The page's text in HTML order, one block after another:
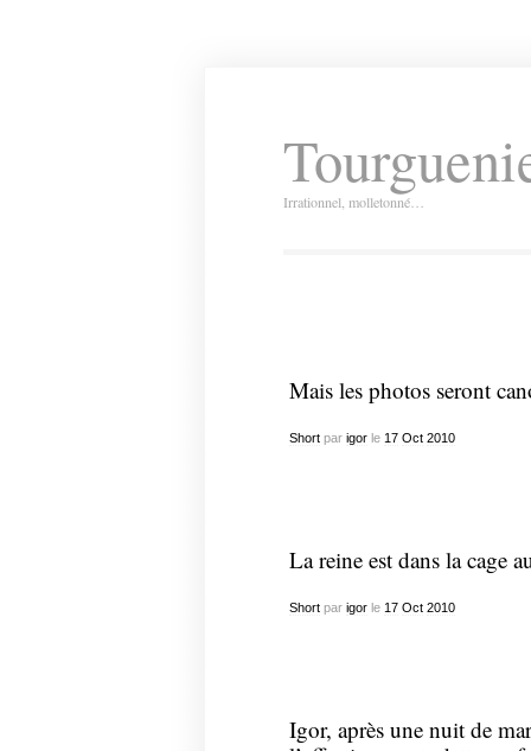
Irrationnel, molletonné…
Mais les photos seront
Shortpar igorle 17 Oct 2010
La reine est dans la cage
Shortpar igorle 17 Oct 2010
Igor, après une nuit de